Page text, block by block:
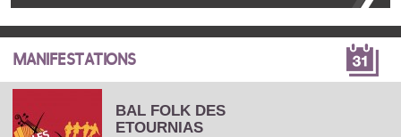
MANIFESTATIONS
BAL FOLK DES
ETOURNIAS